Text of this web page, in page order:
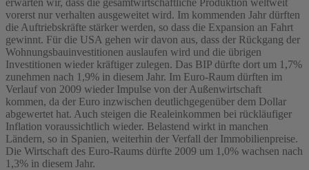
vorerst nur verhalten ausgeweitet wird. Im kommenden Jahr dürften
die Auftriebskräfte stärker werden, so dass die Expansion an Fahrt
gewinnt. Für die USA gehen wir davon aus, dass der Rückgang der
Wohnungsbauinvestitionen auslaufen wird und die übrigen
Investitionen wieder kräftiger zulegen. Das BIP dürfte dort um 1,7%
zunehmen nach 1,9% in diesem Jahr. Im Euro-Raum dürften im
Verlauf von 2009 wieder Impulse von der Außenwirtschaft
kommen, da der Euro inzwischen deutlichgegenüber dem Dollar
abgewertet hat. Auch steigen die Realeinkommen bei rückläufiger
Inflation voraussichtlich wieder. Belastend wirkt in manchen
Ländern, so in Spanien, weiterhin der Verfall der Immobilienpreise.
Die Wirtschaft des Euro-Raums dürfte 2009 um 1,0% wachsen nach
1,3% in diesem Jahr.